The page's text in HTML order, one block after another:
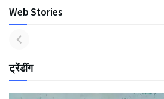
Web Stories
ट्रेंडींग